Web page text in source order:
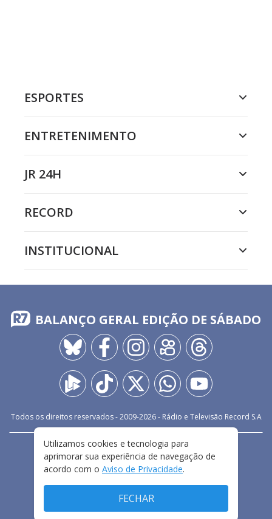
ESPORTES
ENTRETENIMENTO
JR 24H
RECORD
INSTITUCIONAL
BALANÇO GERAL EDIÇÃO DE SÁBADO
Todos os direitos reservados - 2009-2026- Rádio e Televisão Record S.A
FALE CONOSCO
PRIVACIDADE
TERMOS E CONDIÇÕES DE USO
Utilizamos cookies e tecnologia para
aprimorar sua experiência de navegação de
acordo com o Aviso de Privacidade.
FECHAR